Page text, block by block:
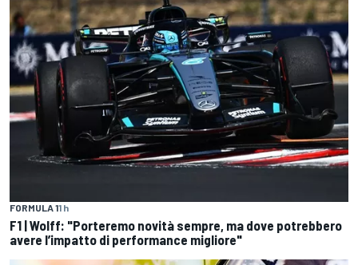
FORMULA 11 h
F1 | Wolff: "Porteremo novità sempre, ma dove potrebbero
avere l’impatto di performance migliore"